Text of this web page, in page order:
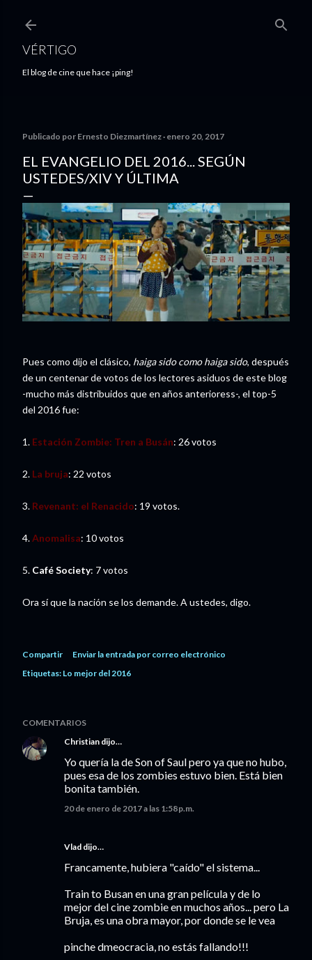
VÉRTIGO
El blog de cine que hace ¡ping!
Publicado por Ernesto Diezmartínez enero 20, 2017
EL EVANGELIO DEL 2016... SEGÚN
USTEDES/XIV Y ÚLTIMA
Pues como dijo el clásico, haiga sido como haiga sido, después
de un centenar de votos de los lectores asiduos de este blog
-mucho más distribuidos que en años anterioress-, el top-5
del 2016 fue:
1. Estación Zombie: Tren a Busán: 26 votos
2. La bruja: 22 votos
3. Revenant: el Renacido: 19 votos.
4.Anomalisa: 10 votos
5. Café Society: 7 votos
Ora sí que la nación se los demande. A ustedes, digo.
Compartir
Enviar la entrada por correo electrónico
Etiquetas: Lo mejor del 2016
COMENTARIOS
Christian dijo…
Yo quería la de Son of Saul pero ya que no hubo,
pues esa de los zombies estuvo bien. Está bien
bonita también.
20 de enero de 2017 a las 1:58 p.m.
Vlad dijo…
Francamente, hubiera "caído" el sistema...
Train to Busan en una gran película y de lo
mejor del cine zombie en muchos años... pero La
Bruja, es una obra mayor, por donde se le vea
pinche dmeocracia, no estás fallando!!!